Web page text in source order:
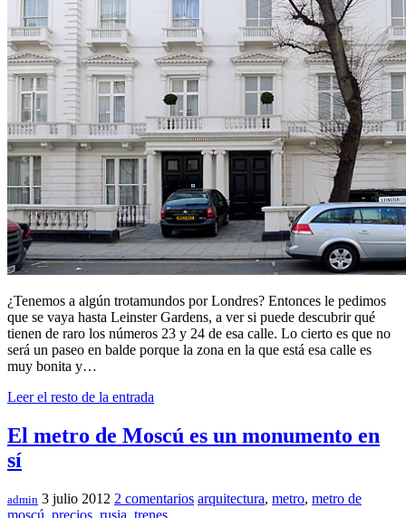
¿Tenemos a algún trotamundos por Londres? Entonces le pedimos
que se vaya hasta Leinster Gardens, a ver si puede descubrir qué
tienen de raro los números 23 y 24 de esa calle. Lo cierto es que no
será un paseo en balde porque la zona en la que está esa calle es
muy bonita y…
Leer el resto de la entrada
El metro de Moscú es un monumento en
sí
admin 3 julio 2012 2 comentarios arquitectura, metro, metro de
moscú, precios, rusia, trenes